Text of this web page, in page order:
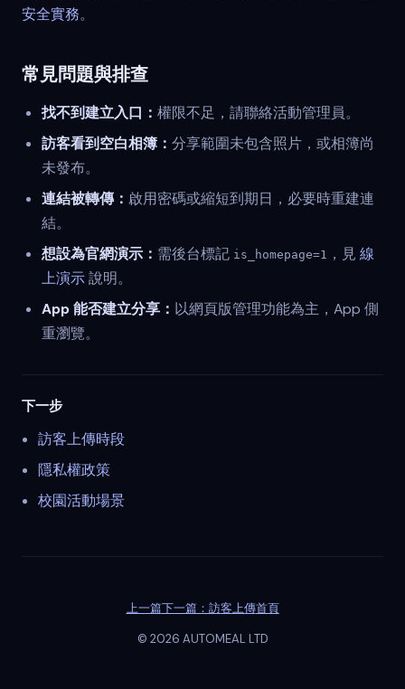
安全實務。
常見問題與排查
找不到建立入口： 權限不足，請聯絡活動管理員。
訪客看到空白相簿： 分享範圍未包含照片，或相簿尚
未發布。
連結被轉傳： 啟用密碼或縮短到期日，必要時重建連
結。
想設為官網演示： 需後台標記 is_homepage=1 ，見 線
上演示說明。
App 能否建立分享： 以網頁版管理功能為主，App 側
重瀏覽。
下一步
訪客上傳時段
隱私權政策
校園活動場景
上一篇下一篇：訪客上傳首頁
© 2026 AUTOMEAL LTD